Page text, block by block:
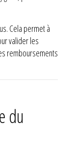
Cela permet à
valider les
remboursements
du